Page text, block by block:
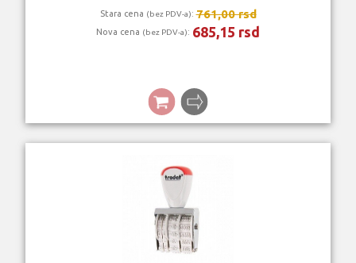
Stara cena (bez PDV-a): 761,00 rsd
Nova cena (bez PDV-a): 685,15 rsd